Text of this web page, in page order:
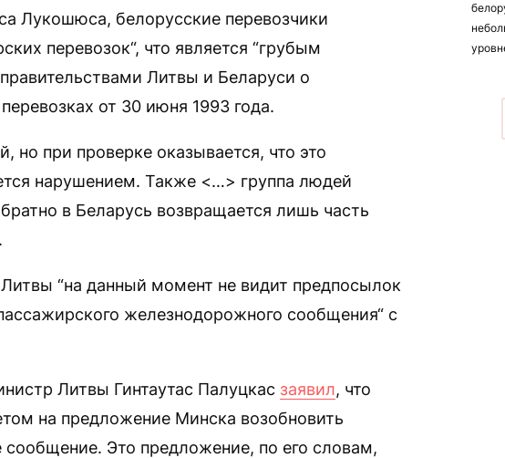
Лукошюса, белорусские перевозчики
перевозок“, что является “грубым
Литвы и Беларуси о
от 30 июня 1993 года.
но при проверке оказывается, что это
нарушением. Также <…> группа людей
в Беларусь возвращается лишь часть
“на данный момент не видит предпосылок
железнодорожного сообщения“ с
Литвы Гинтаутас Палуцкас заявил, что
на предложение Минска возобновить
Это предложение, по его словам,